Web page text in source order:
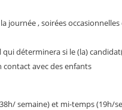
journée , soirées occasionnelles
qui déterminera si le (la)
avec des enfants
semaine) et mi-temps (19h/